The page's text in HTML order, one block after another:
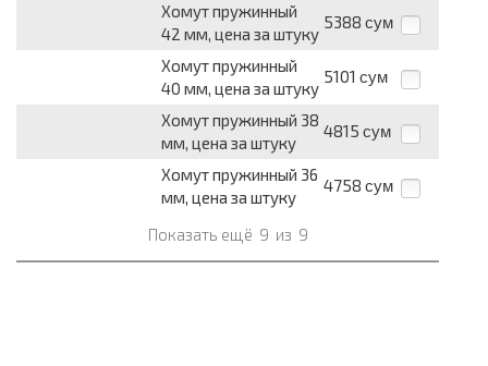
Хомут пружинный
42 мм, цена за штуку
5388 сум
Хомут пружинный
40 мм, цена за штуку
5101 сум
Хомут пружинный 38
мм, цена за штуку
4815 сум
Хомут пружинный 36
мм, цена за штуку
4758 сум
Показать ещё 9 из 9